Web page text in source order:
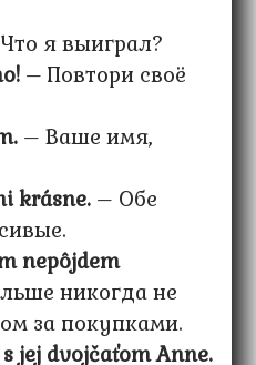
я выиграл?
– Повтори своё
– Ваше имя,
krásne. – Обе
nepôjdem
никогда не
за покупками.
jej dvojčaťom Anne.